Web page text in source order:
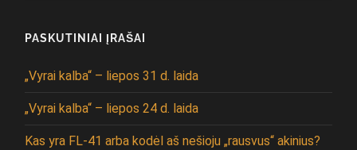
PASKUTINIAI ĮRAŠAI
„Vyrai kalba“ – liepos 31 d. laida
„Vyrai kalba“ – liepos 24 d. laida
Kas yra FL-41 arba kodėl aš nešioju „rausvus“ akinius?